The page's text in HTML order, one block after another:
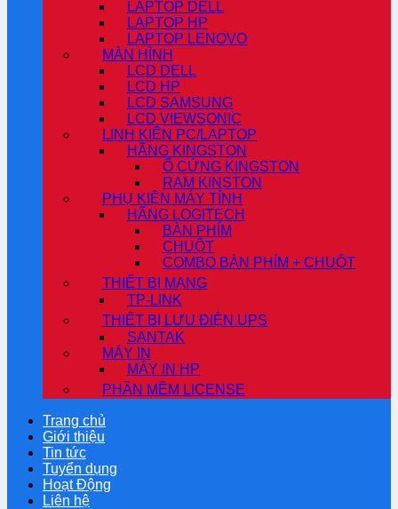
LAPTOP DELL
LAPTOP HP
LAPTOP LENOVO
MÀN HÌNH
LCD DELL
LCD HP
LCD SAMSUNG
LCD VIEWSONIC
LINH KIỆN PC/LAPTOP
HÃNG KINGSTON
Ổ CỨNG KINGSTON
RAM KINSTON
PHỤ KIỆN MÁY TÍNH
HÃNG LOGITECH
BÀN PHÍM
CHUỘT
COMBO BÀN PHÍM + CHUỘT
THIẾT BỊ MẠNG
TP-LINK
THIẾT BỊ LƯU ĐIỆN UPS
SANTAK
MÁY IN
MÁY IN HP
PHẦN MỀM LICENSE
Trang chủ
Giới thiệu
Tin tức
Tuyển dụng
Hoạt Động
Liên hệ